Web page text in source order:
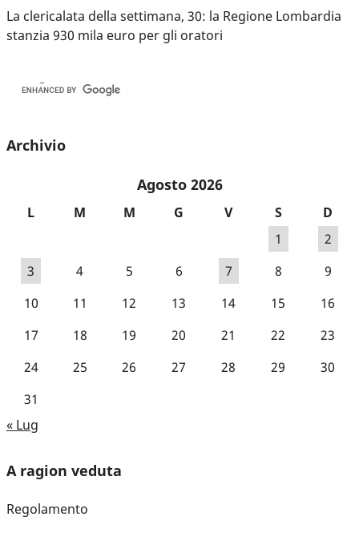
La clericalata della settimana, 30: la Regione Lombardia
stanzia 930 mila euro per gli oratori
Archivio
Agosto 2026
L M M G V S
D
1
2
3
4 5 6 7 8
9
10
11 12 13 14 15
16
17
18 19 20 21 22
23
24
25 26 27 28 29
30
31
« Lug
A ragion veduta
Regolamento